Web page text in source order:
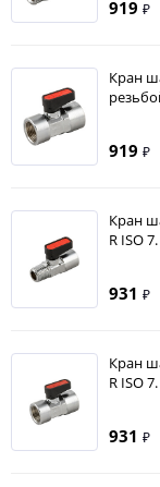
919 ₽
Кран
919 ₽
Кран
R ISO
931 ₽
Кран
R ISO
931 ₽